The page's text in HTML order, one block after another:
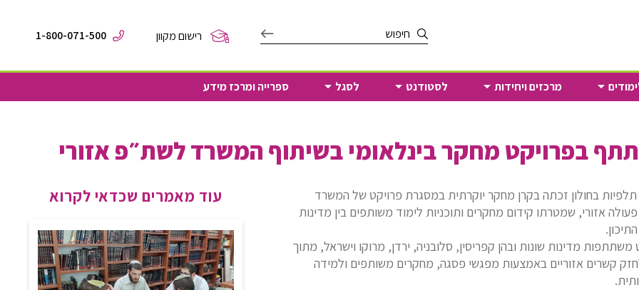
הקלד
חיפוש
רישום מקוון 1-800-071-500
מרכזים ויחידות לסטודנט לסגל ספרייה ומרכז מידע
בפרויקט מחקר בינלאומי בשיתוף המשרד לשת״פ אזורי
בחולון זכתה בקרן מחקר יוקרתית במסגרת פרויקט של המשרד
אזורי, שמטרתו קידום מחקרים ותוכניות לימוד משותפים בין מדינות
משתתפות מדינות שונות ובהן קפריסין, סלובניה, ירדן, מרוקו וישראל, מתוך
קשרים אזוריים באמצעות מפגשי פסגה, מחקרים משותפים ולמידה
עוד מאמרים שכדאי לקרוא